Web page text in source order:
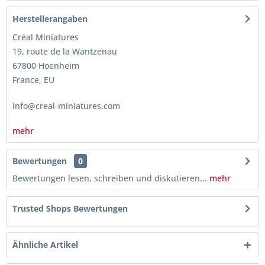
Herstellerangaben
Créal Miniatures
19, route de la Wantzenau
67800 Hoenheim
France, EU
info@creal-miniatures.com
mehr
Bewertungen
0
Bewertungen lesen, schreiben und diskutieren... mehr
Trusted Shops Bewertungen
Ähnliche Artikel